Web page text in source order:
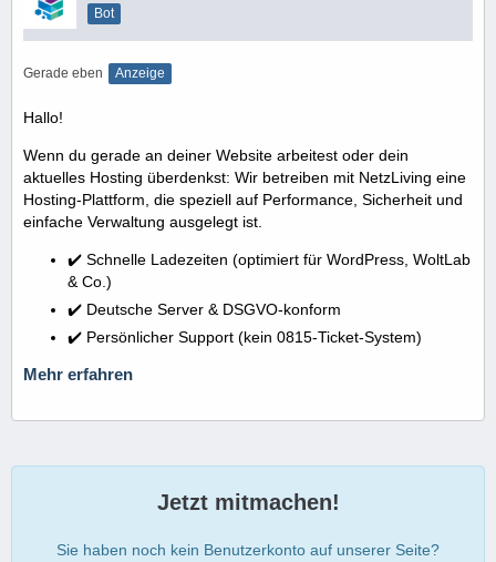
Bot
Gerade eben Anzeige
Hallo!
Wenn du gerade an deiner Website arbeitest oder dein
aktuelles Hosting überdenkst: Wir betreiben mit NetzLiving eine
Hosting-Plattform, die speziell auf Performance, Sicherheit und
einfache Verwaltung ausgelegt ist.
✔️ Schnelle Ladezeiten (optimiert für WordPress, WoltLab
& Co.)
✔️ Deutsche Server & DSGVO-konform
✔️ Persönlicher Support (kein 0815-Ticket-System)
Mehr erfahren
Jetzt mitmachen!
Sie haben noch kein Benutzerkonto auf unserer Seite?